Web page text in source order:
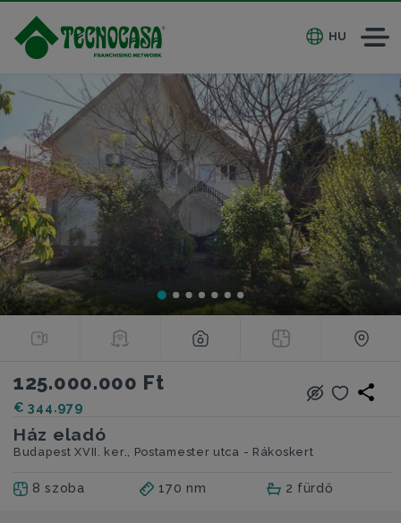
HU
125.000.000 Ft
€ 344.979
Ház eladó
Budapest XVII. ker., Postamester utca - Rákoskert
8 szoba 170 nm 2 fürdő